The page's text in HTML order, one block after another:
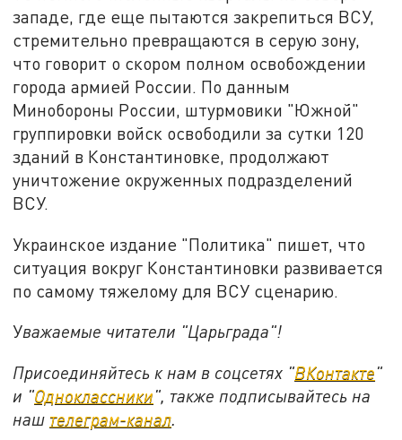
западе, где еще пытаются закрепиться ВСУ,
стремительно превращаются в серую зону,
что говорит о скором полном освобождении
города армией России. По данным
Минобороны России, штурмовики "Южной"
группировки войск освободили за сутки 120
зданий в Константиновке, продолжают
уничтожение окруженных подразделений
ВСУ.
Украинское издание "Политика" пишет, что
ситуация вокруг Константиновки развивается
по самому тяжелому для ВСУ сценарию.
Уважаемые читатели "Царьграда"!
Присоединяйтесь к нам в соцсетях "ВКонтакте"
и "Одноклассники", также подписывайтесь на
наш телеграм-канал.